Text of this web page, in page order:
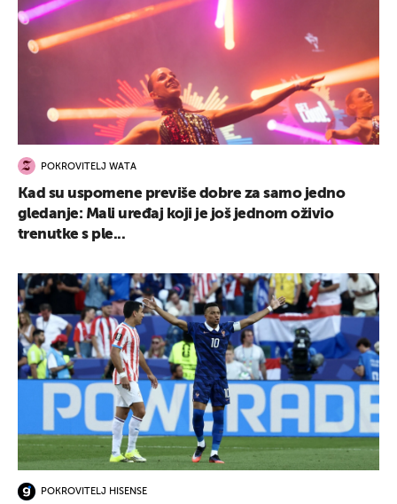
POKROVITELJ WATA
Kad su uspomene previše dobre za samo jedno
gledanje: Mali uređaj koji je još jednom oživio
trenutke s ple...
POKROVITELJ HISENSE